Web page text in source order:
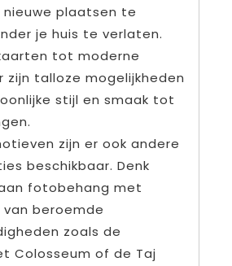
nieuwe plaatsen te
je huis te verlaten.
tot moderne
zijn talloze mogelijkheden
stijl en smaak tot
zijn er ook andere
beschikbaar. Denk
fotobehang met
beroemde
zoals de
Colosseum of de Taj